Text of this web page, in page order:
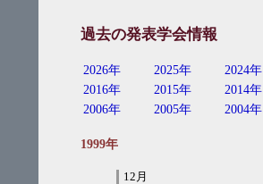
過去の発表学会情報
2026年 2025年 2024年
2016年
2015年 2014年
2006年
2005年 2004年
1999年
12月